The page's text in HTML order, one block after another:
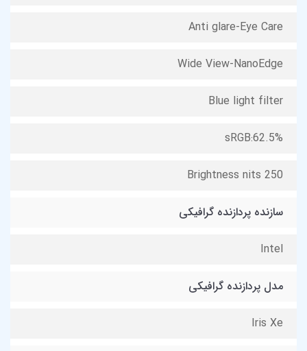
Anti glare-Eye Care
Wide View-NanoEdge
Blue light filter
sRGB:62.5%
Brightness nits 250
سازنده پردازنده گرافیکی
Intel
مدل پردازنده گرافیکی
Iris Xe